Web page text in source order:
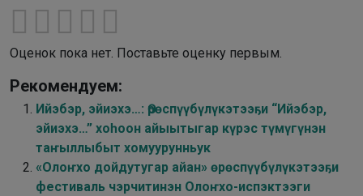
Оценок пока нет. Поставьте оценку первым.
Рекомендуем:
Ийэбэр, эйиэхэ…: Өрөспүүбүлүкэтээҕи “Ийэбэр,
эйиэхэ…” хоһоон айыытыгар күрэс түмүгүнэн
таҥыллыбыт хомуурунньук
«Олоҥхо дойдутугар айан» өрөспүүбүлүкэтээҕи
фестиваль чэрчитинэн Олоҥхо-испэктээги